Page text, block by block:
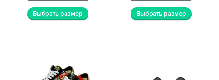
Выбрать размер Выбрать размер